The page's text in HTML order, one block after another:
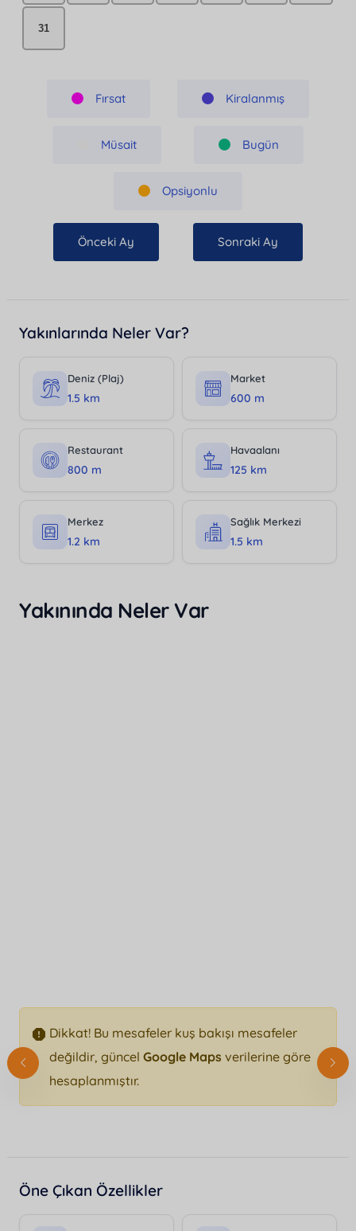
31
Fırsat Kiralanmış
Müsait Bugün
Opsiyonlu
Önceki Ay Sonraki Ay
Yakınlarında Neler Var?
Deniz (Plaj)
1.5 km
Market
600 m
Restaurant
800 m
Havaalanı
125 km
Merkez
1.2 km
Sağlık Merkezi
1.5 km
Yakınında Neler Var
Dikkat! Bu mesafeler kuş bakışı mesafeler
değildir, güncel Google Maps verilerine göre
hesaplanmıştır.
Öne Çıkan Özellikler